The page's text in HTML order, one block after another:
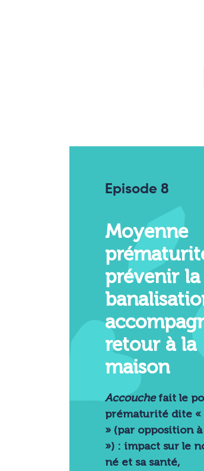
Episode 8
Moyenne
prévenir la
retour à la
maison
Accouchefait le
prématurité dite
» (par opposition
») : impact sur le
né et sa santé,